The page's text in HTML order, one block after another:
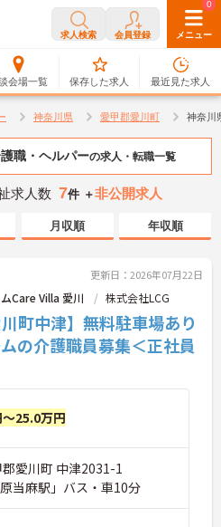
求人検索 会員登録 メニュー
会場一覧
0
保存した求人
0
最近見た求人
神奈川県 愛甲郡愛川町 神奈川
職・ヘルパーの求人・転職一覧
求人数 7件 ＋非公開求人
月収順 年収順
更新日：2026年07月22日
Care Villa 愛川 株式会社LCG
町中津】無料駐車場あり
の介護職員募集＜正社員
25.0万円
愛川町 中津2031-1
当麻駅」バス・車10分